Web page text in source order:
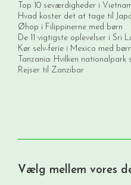
Top 10 seværdigheder i
Hvad koster det at tage til
Øhop i Filippinerne med børn
De 11 vigtigste oplevelser i Sri
Kør selv-ferie i Mexico med børn
Tanzania: Hvilken nationalpark
Rejser til Zanzibar
Vælg mellem vores